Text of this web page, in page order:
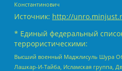
Константинович
Источник: http://
* Единый федеральный
террористическими:
Высший военный Маджлисуль Шура
Лашкар-И-Тайба, Исламская группа,